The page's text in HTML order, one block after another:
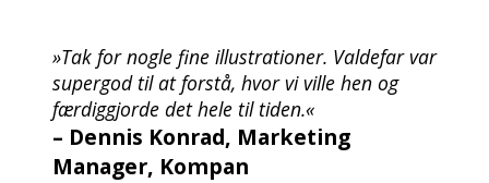
»Tak for nogle fine illustrationer. Valdefar var
supergod til at forstå, hvor vi ville hen og
færdiggjorde det hele til tiden.«
– Dennis Konrad, Marketing
Manager, Kompan